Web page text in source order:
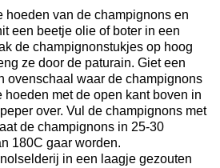
hoeden van de champignons en
een beetje olie of boter in een
de champignonstukjes op hoog
ze door de paturain. Giet een
ovenschaal waar de champignons
met de open kant boven in
over. Vul de champignons met
de champignons in 25-30
180C gaar worden.
in een laagje gezouten